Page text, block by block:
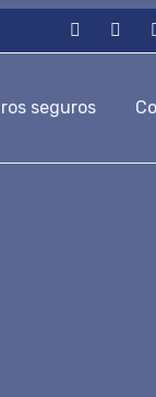
seguros